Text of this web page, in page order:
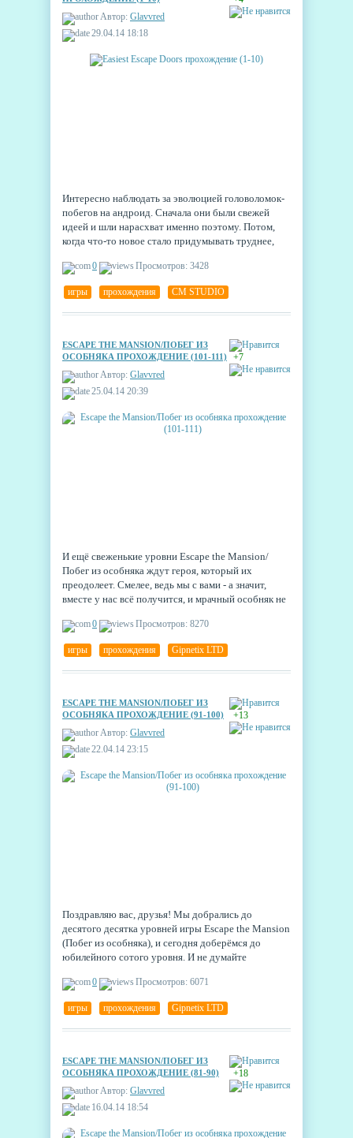
Автор: Glavvred
29.04.14 18:18
Интересно наблюдать за эволюцией головоломок-
побегов на андроид. Сначала они были свежей
идеей и шли нарасхват именно поэтому. Потом,
когда что-то новое стало придумывать труднее,
уровней, так что логику нередко было просто
нереально понять. Теперь же, когда игроки устали
от всего этого, в моду вошли "лёгкие" побеги с
простыми и изящными головоломками, с
Не удивительно, что игра Easiest Escape Doors
0 Просмотров: 3428
игры прохождения CM STUDIO
+7
ESCAPE THE MANSION/ПОБЕГ ИЗ
ОСОБНЯКА ПРОХОЖДЕНИЕ (101-111)
Автор: Glavvred
25.04.14 20:39
И ещё свеженькие уровни Escape the Mansion/
Побег из особняка ждут героя, который их
преодолеет. Смелее, ведь мы с вами - а значит,
вместе у нас всё получится, и мрачный особняк не
0 Просмотров: 8270
игры прохождения Gipnetix LTD
+13
ESCAPE THE MANSION/ПОБЕГ ИЗ
ОСОБНЯКА ПРОХОЖДЕНИЕ (91-100)
Автор: Glavvred
22.04.14 23:15
Поздравляю вас, друзья! Мы добрались до
десятого десятка уровней игры Escape the Mansion
(Побег из особняка), и сегодня доберёмся до
юбилейного сотого уровня. И не думайте
числу уровней и одолевали последние,
разработчик выпустил обновление, и нам совсем
не обязательно расставаться с игрой! Но о новых
уровнях позже, а пока спешим к сотому.
0 Просмотров: 6071
игры прохождения Gipnetix LTD
+18
ESCAPE THE MANSION/ПОБЕГ ИЗ
ОСОБНЯКА ПРОХОЖДЕНИЕ (81-90)
Автор: Glavvred
16.04.14 18:54